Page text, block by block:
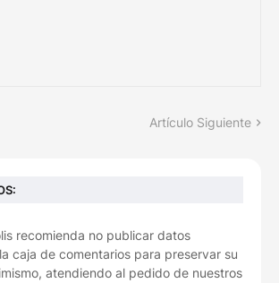
Artículo Siguiente
recomienda no publicar datos
caja de comentarios para preservar su
atendiendo al pedido de nuestros